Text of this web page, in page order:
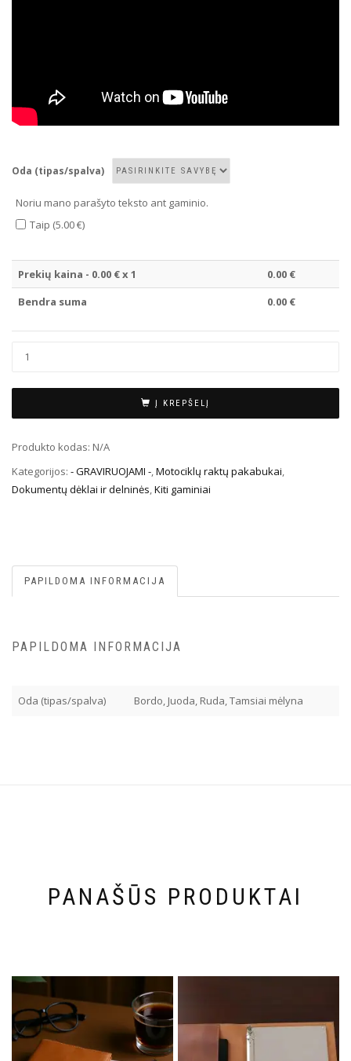
Oda (tipas/spalva)
Noriu mano parašyto teksto ant gaminio.
Taip (5.00 €)
Prekių kaina - 0.00 € x 1 0.00 €
Bendra suma
0.00 €
Į KREPŠELĮ
Produkto kodas: N/A
Kategorijos: - GRAVIRUOJAMI -,Motociklų raktų pakabukai,
Dokumentų dėklai ir delninės,Kiti gaminiai
PAPILDOMA INFORMACIJA
PAPILDOMA INFORMACIJA
Oda (tipas/spalva) Bordo, Juoda, Ruda, Tamsiai mėlyna
PANAŠŪS PRODUKTAI